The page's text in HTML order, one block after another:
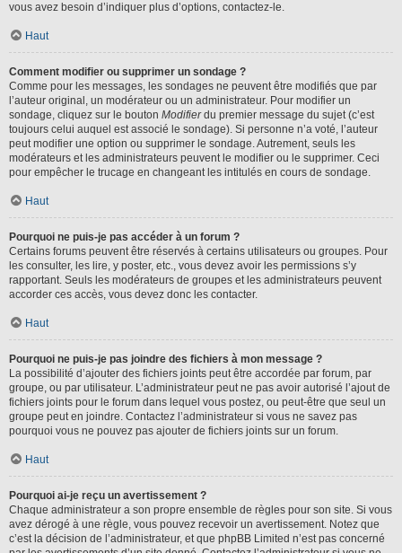
vous avez besoin d’indiquer plus d’options, contactez-le.
Haut
Comment modifier ou supprimer un sondage ?
Comme pour les messages, les sondages ne peuvent être modifiés que par
l’auteur original, un modérateur ou un administrateur. Pour modifier un
sondage, cliquez sur le bouton Modifierdu premier message du sujet (c’est
toujours celui auquel est associé le sondage). Si personne n’a voté, l’auteur
peut modifier une option ou supprimer le sondage. Autrement, seuls les
modérateurs et les administrateurs peuvent le modifier ou le supprimer. Ceci
pour empêcher le trucage en changeant les intitulés en cours de sondage.
Haut
Pourquoi ne puis-je pas accéder à un forum ?
Certains forums peuvent être réservés à certains utilisateurs ou groupes. Pour
les consulter, les lire, y poster, etc., vous devez avoir les permissions s’y
rapportant. Seuls les modérateurs de groupes et les administrateurs peuvent
accorder ces accès, vous devez donc les contacter.
Haut
Pourquoi ne puis-je pas joindre des fichiers à mon message ?
La possibilité d’ajouter des fichiers joints peut être accordée par forum, par
groupe, ou par utilisateur. L’administrateur peut ne pas avoir autorisé l’ajout de
fichiers joints pour le forum dans lequel vous postez, ou peut-être que seul un
groupe peut en joindre. Contactez l’administrateur si vous ne savez pas
pourquoi vous ne pouvez pas ajouter de fichiers joints sur un forum.
Haut
Pourquoi ai-je reçu un avertissement ?
Chaque administrateur a son propre ensemble de règles pour son site. Si vous
avez dérogé à une règle, vous pouvez recevoir un avertissement. Notez que
c’est la décision de l’administrateur, et que phpBB Limited n’est pas concerné